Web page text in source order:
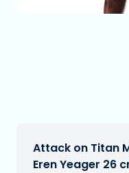
Attack on Titan
Eren Yeager 26